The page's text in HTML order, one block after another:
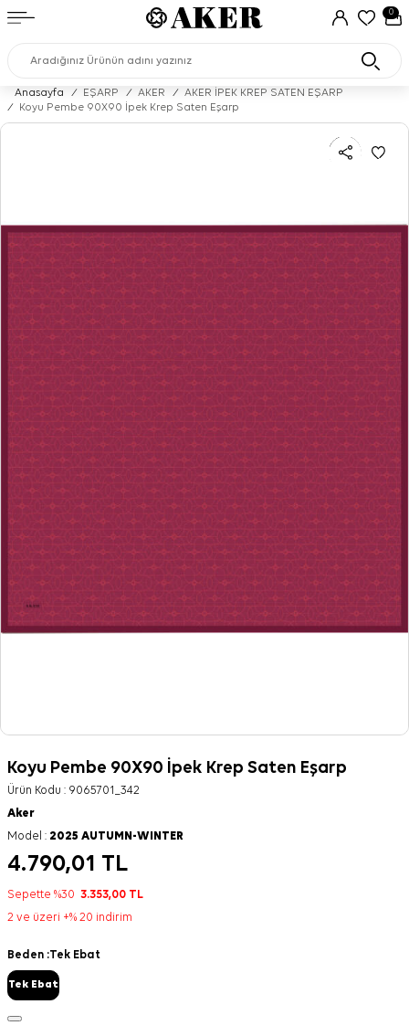
0
Anasayfa / EŞARP / AKER /
AKER İPEK KREP SATEN EŞARP
/
Koyu Pembe 90X90 İpek Krep Saten Eşarp
Koyu Pembe 90X90 İpek Krep Saten Eşarp
Ürün Kodu : 9065701_342
Aker
Model : 2025 AUTUMN-WINTER
4.790,01 TL
Sepette %30 3.353,00 TL
2 ve üzeri +% 20 indirim
Beden :Tek Ebat
Tek Ebat